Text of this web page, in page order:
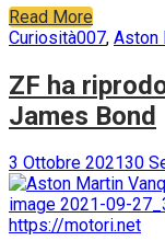
Read More
Curiosità007, Aston
ZF ha
James Bond
3 Ottobre 202130